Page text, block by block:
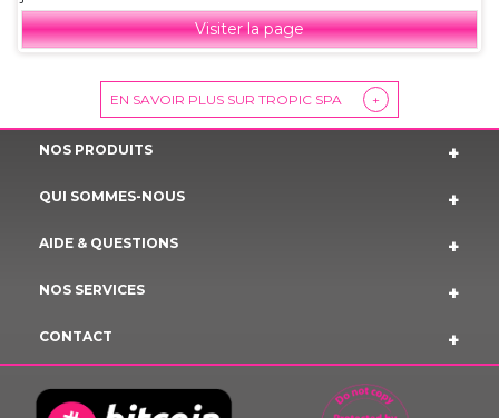
Visiter la page
EN SAVOIR PLUS SUR TROPIC SPA +
NOS PRODUITS
QUI SOMMES-NOUS
AIDE & QUESTIONS
NOS SERVICES
CONTACT